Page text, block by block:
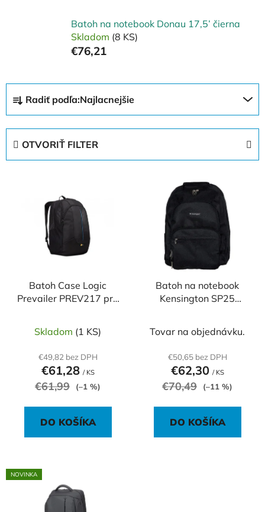
Batoh na notebook Donau 17,5’ čierna
Skladom (8 KS)
€76,21
d
Radiť podľa:Najlacnejšie
OTVORIŤ FILTER
Batoh Case Logic
Prevailer PREV217 pre
Skladom (1 KS)
€49,82 bez DPH
€61,28 / KS
€61,99 (–1 %)
DO KOŠÍKA
Batoh na notebook
Kensington SP25
Tovar na objednávku.
€50,65 bez DPH
€62,30 / KS
€70,49 (–11 %)
DO KOŠÍKA
NOVINKA